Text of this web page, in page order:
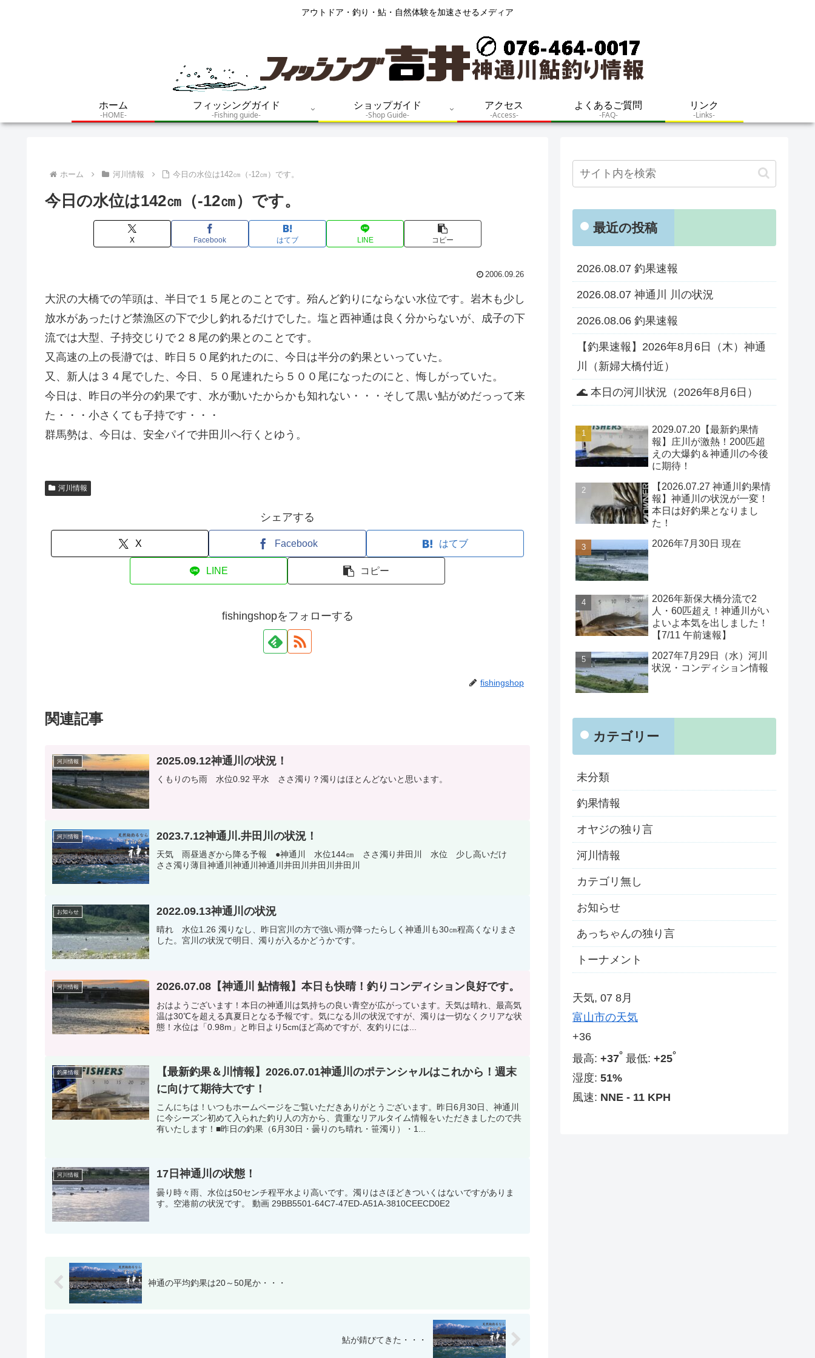
アウトドア・釣り・鮎・自然体験を加速させるメディア
ホーム
-HOME-
フィッシングガイド
-Fishing guide-
ショップガイド
-Shop Guide-
アクセス
-Access-
よくあるご質問
-FAQ-
リンク
-Links-
ホーム 河川情報 今日の水位は142㎝（-12㎝）です。
今日の水位は142㎝（-12㎝）です。
X Facebook はてブ LINE コピー
2006.09.26
大沢の大橋での竿頭は、半日で１５尾とのことです。殆んど釣りにならない水位です。岩木も少し
放水があったけど禁漁区の下で少し釣れるだけでした。塩と西神通は良く分からないが、成子の下
流では大型、子持交じりで２８尾の釣果とのことです。
又高速の上の長瀞では、昨日５０尾釣れたのに、今日は半分の釣果といっていた。
又、新人は３４尾でした、今日、５０尾連れたら５００尾になったのにと、悔しがっていた。
今日は、昨日の半分の釣果です、水が動いたからかも知れない・・・そして黒い鮎がめだっって来
た・・・小さくても子持です・・・
群馬勢は、今日は、安全パイで井田川へ行くとゆう。
河川情報
シェアする
X Facebook はてブ
LINE コピー
fishingshopをフォローする
fishingshop
関連記事
河川情報 2025.09.12神通川の状況！
くもりのち雨 水位0.92 平水 ささ濁り？濁りはほとんどないと思います。
河川情報 2023.7.12神通川.井田川の状況！
天気 雨昼過ぎから降る予報 ●神通川 水位144㎝ ささ濁り井田川 水位 少し高いだけ
ささ濁り薄目神通川神通川神通川井田川井田川井田川
お知らせ 2022.09.13神通川の状況
晴れ 水位1.26 濁りなし、昨日宮川の方で強い雨が降ったらしく神通川も30㎝程高くなりまさ
した。宮川の状況で明日、濁りが入るかどうかです。
河川情報 2026.07.08【神通川 鮎情報】本日も快晴！釣りコンディション良好です。
おはようございます！本日の神通川は気持ちの良い青空が広がっています。天気は晴れ、最高気
温は30℃を超える真夏日となる予報です。気になる川の状況ですが、濁りは一切なくクリアな状
態！水位は「0.98m」と昨日より5cmほど高めですが、友釣りには...
釣果情報
【最新釣果＆川情報】2026.07.01神通川のポテンシャルはこれから！週末
に向けて期待大です！
こんにちは！いつもホームページをご覧いただきありがとうございます。昨日6月30日、神通川
に今シーズン初めて入られた釣り人の方から、貴重なリアルタイム情報をいただきましたので共
有いたします！■昨日の釣果（6月30日・曇りのち晴れ・笹濁り）・1...
河川情報 17日神通川の状態！
曇り時々雨、水位は50センチ程平水より高いです。濁りはさほどきついくはないですがありま
す。空港前の状況です。 動画 29BB5501-64C7-47ED-A51A-3810CEECD0E2
神通の平均釣果は20～50尾か・・・
鮎が錆びてきた・・・
最近の投稿
2026.08.07 釣果速報
2026.08.07 神通川 川の状況
2026.08.06 釣果速報
【釣果速報】2026年8月6日（木）神通
川（新婦大橋付近）
🌊 本日の河川状況（2026年8月6日）
2029.07.20【最新釣果情
報】庄川が激熱！200匹超
えの大爆釣＆神通川の今後
に期待！
【2026.07.27 神通川釣果情
報】神通川の状況が一変！
本日は好釣果となりまし
た！
2026年7月30日 現在
2026年新保大橋分流で2
人・60匹超え！神通川がい
よいよ本気を出しました！
【7/11 午前速報】
2027年7月29日（水）河川
状況・コンディション情報
カテゴリー
未分類
釣果情報
オヤジの独り言
河川情報
カテゴリ無し
お知らせ
あっちゃんの独り言
トーナメント
天気, 07 8月
富山市の天気
+36
最高: +37° 最低: +25°
湿度: 51%
風速: NNE - 11 KPH